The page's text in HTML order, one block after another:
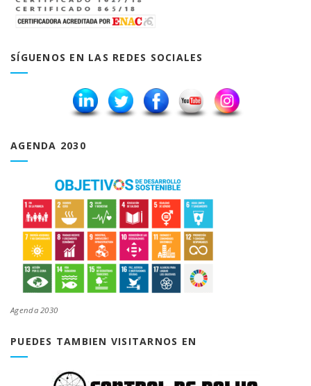
SÍGUENOS EN LAS REDES SOCIALES
AGENDA 2030
Agenda 2030
PUEDES TAMBIEN VISITARNOS EN